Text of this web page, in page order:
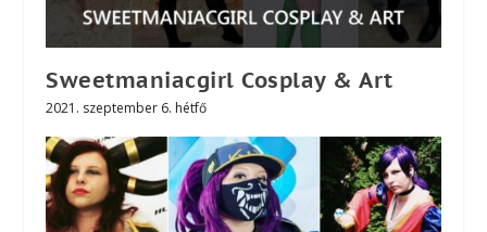
Sweetmaniacgirl Cosplay & Art
2021. szeptember 6. hétfő